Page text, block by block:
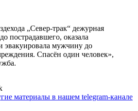
„Север-трак“ дежурная
пострадавшего, оказала
эвакуировала мужчину до
Спасён один человек»,
материалы в нашем telegram-канале